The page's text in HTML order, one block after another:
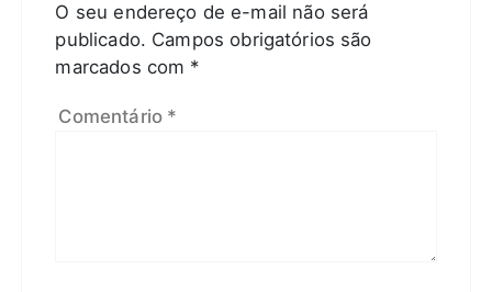
O seu endereço de e-mail não será
publicado. Campos obrigatórios são
marcados com *
Comentário *